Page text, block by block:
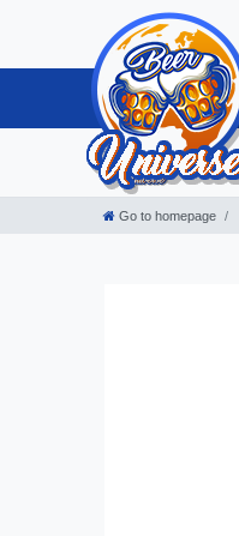
Go to homepage